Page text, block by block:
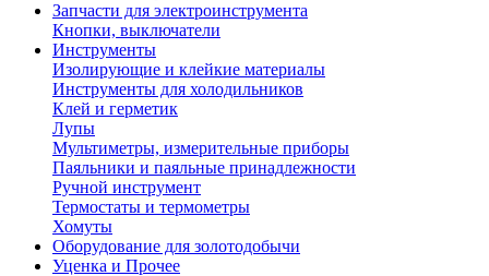
Запчасти для электроинструмента
Кнопки, выключатели
Инструменты
Изолирующие и клейкие материалы
Инструменты для холодильников
Клей и герметик
Лупы
Мультиметры, измерительные приборы
Паяльники и паяльные принадлежности
Ручной инструмент
Термостаты и термометры
Хомуты
Оборудование для золотодобычи
Уценка и Прочее